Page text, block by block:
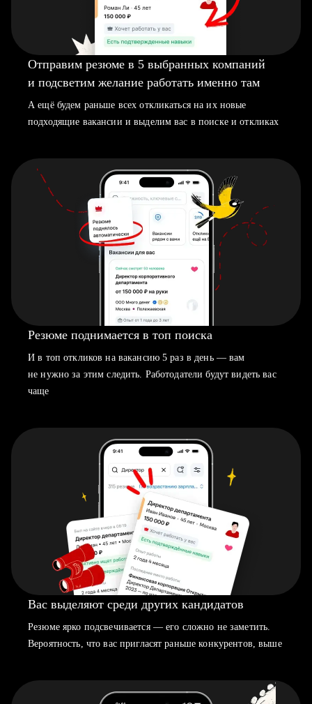
Отправим резюме в 5 выбранных компаний
и подсветим желание работать именно там
А ещё будем раньше всех откликаться на их новые
подходящие вакансии и выделим вас в поиске и откликах
Резюме поднимается в топ поиска
И в топ откликов на вакансию 5 раз в день — вам
не нужно за этим следить. Работодатели будут видеть вас
чаще
Вас выделяют среди других кандидатов
Резюме ярко подсвечивается — его сложно не заметить.
Вероятность, что вас пригласят раньше конкурентов, выше